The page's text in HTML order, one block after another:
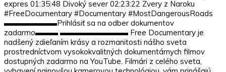
expres 01:35:48 Divoký sever 02:23:22 Zvery z Naroku
#FreeDocumentary #Documentary #MostDangerousRoads
▬▬▬▬▬▬▬Prihlásiť sa na odber dokumentov
zadarmo▬▬▬ ▬▬▬▬▬▬▬▬▬ Free Documentary je
nadšený zdieľaním krásy a rozmanitosti nášho sveta
prostredníctvom vysokokvalitných dokumentárnych filmov
dostupných zadarmo na YouTube. Filmári z celého sveta,